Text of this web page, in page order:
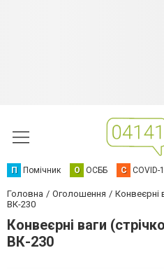
П Помічник О ОСББ C COVID-
Головна Оголошення
Конвеєрні
ВК-230
Конвеєрні ваги
ВК-230